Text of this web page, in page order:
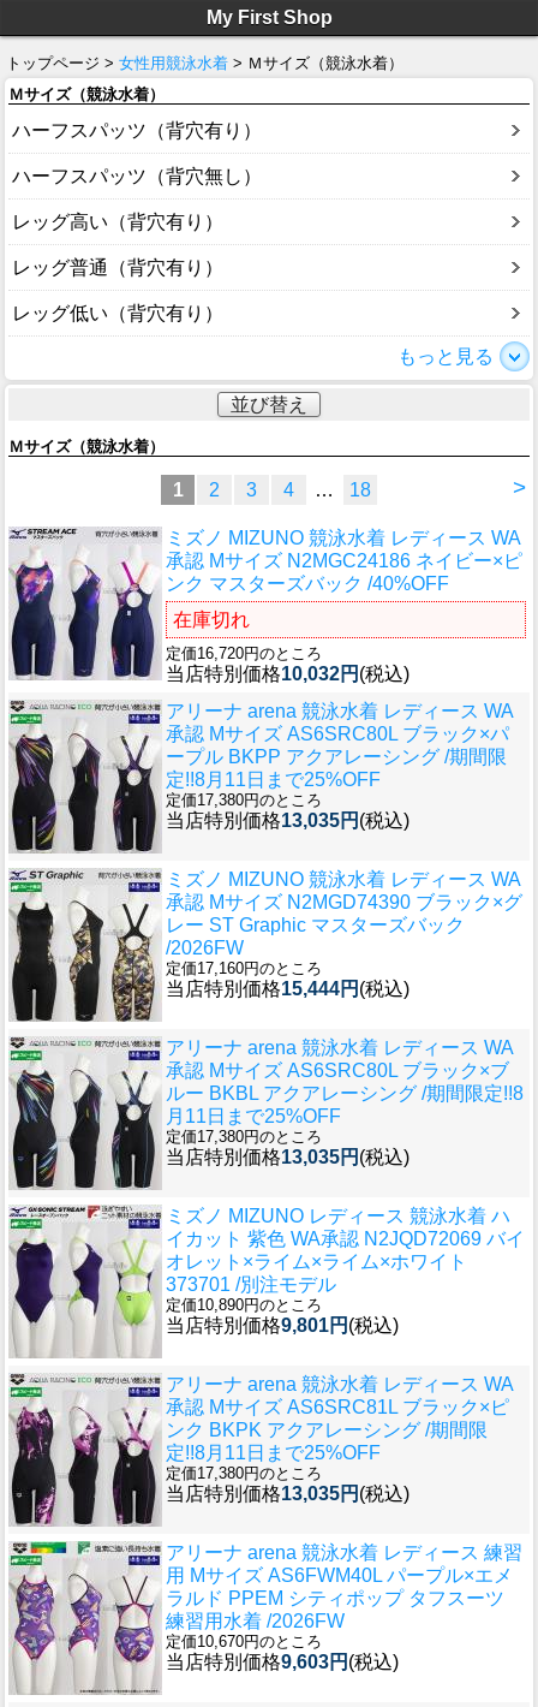
My First Shop
トップページ > 女性用競泳水着 > Ｍサイズ（競泳水着）
Ｍサイズ（競泳水着）
ハーフスパッツ（背穴有り）
ハーフスパッツ（背穴無し）
レッグ高い（背穴有り）
レッグ普通（背穴有り）
レッグ低い（背穴有り）
もっと見る
並び替え
Ｍサイズ（競泳水着）
>
1 2 3 4 … 18
ミズノ MIZUNO 競泳水着 レディース WA
承認 Mサイズ N2MGC24186 ネイビー×ピ
ンク マスターズバック /40%OFF
在庫切れ
定価16,720円のところ
当店特別価格10,032円 (税込)
アリーナ arena 競泳水着 レディース WA
承認 Mサイズ AS6SRC80L ブラック×パ
ープル BKPP アクアレーシング /期間限
定!!8月11日まで25%OFF
定価17,380円のところ
当店特別価格13,035円 (税込)
ミズノ MIZUNO 競泳水着 レディース WA
承認 Mサイズ N2MGD74390 ブラック×グ
レー ST Graphic マスターズバック
/2026FW
定価17,160円のところ
当店特別価格15,444円 (税込)
アリーナ arena 競泳水着 レディース WA
承認 Mサイズ AS6SRC80L ブラック×ブ
ルー BKBL アクアレーシング /期間限定!!8
月11日まで25%OFF
定価17,380円のところ
当店特別価格13,035円 (税込)
ミズノ MIZUNO レディース 競泳水着 ハ
イカット 紫色 WA承認 N2JQD72069 バイ
オレット×ライム×ライム×ホワイト
373701 /別注モデル
定価10,890円のところ
当店特別価格9,801円 (税込)
アリーナ arena 競泳水着 レディース WA
承認 Mサイズ AS6SRC81L ブラック×ピ
ンク BKPK アクアレーシング /期間限
定!!8月11日まで25%OFF
定価17,380円のところ
当店特別価格13,035円 (税込)
アリーナ arena 競泳水着 レディース 練習
用 Mサイズ AS6FWM40L パープル×エメ
ラルド PPEM シティポップ タフスーツ
練習用水着 /2026FW
定価10,670円のところ
当店特別価格9,603円 (税込)